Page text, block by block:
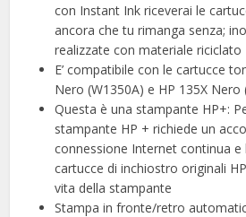
con Instant Ink riceverai le
ancora che tu rimanga senza;
realizzate con materiale riciclato
E’ compatibile con le cartucce
Nero (W1350A) e HP 135X Nero
Questa è una stampante HP+:
stampante HP + richiede un
connessione Internet continua e
cartucce di inchiostro originali
vita della stampante
Stampa in fronte/retro